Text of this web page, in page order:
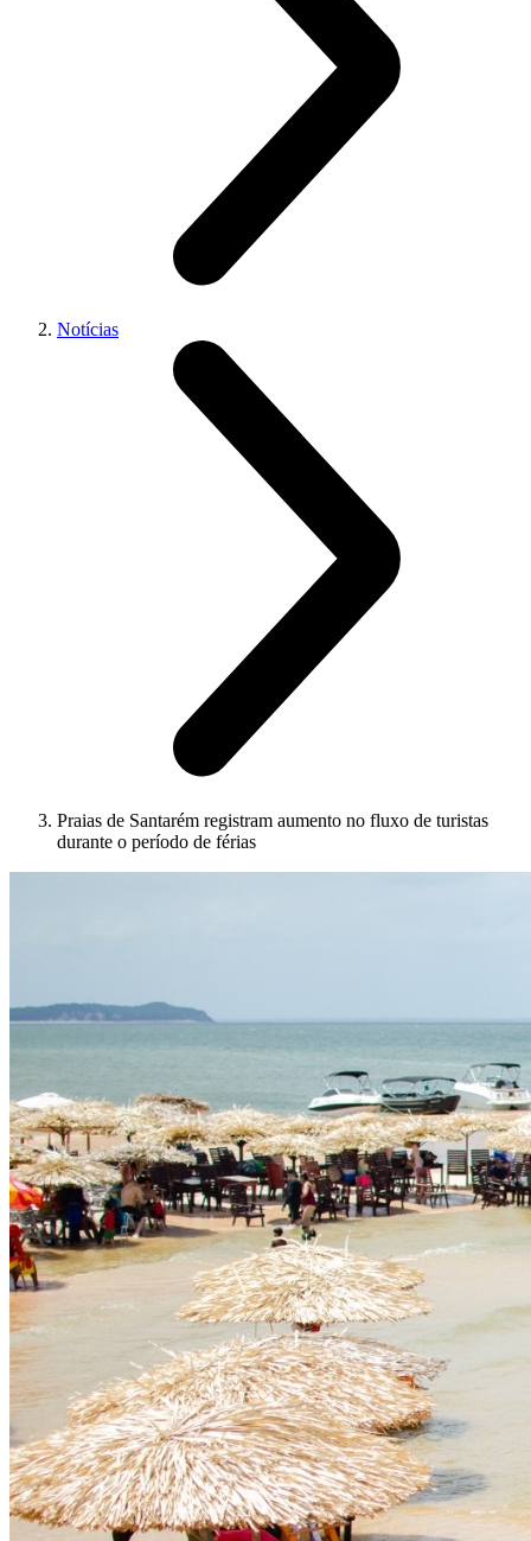
Notícias
Praias de Santarém registram aumento no fluxo de turistas
durante o período de férias